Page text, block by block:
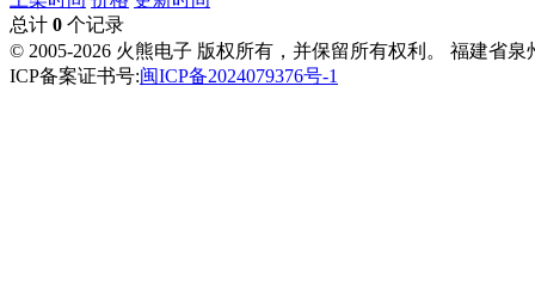
总计 0 个记录
© 2005-2026 火熊电子 版权所有，并保留所有权利。 福建省
ICP备案证书号:闽ICP备2024079376号-1